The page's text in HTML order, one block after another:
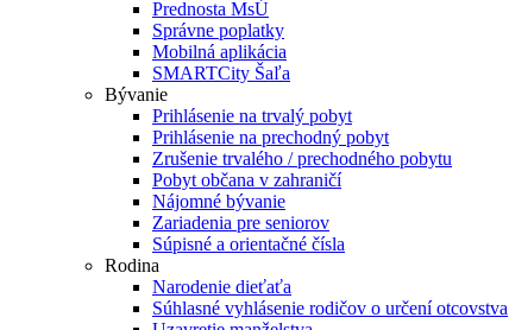
Prednosta MsÚ
Správne poplatky
Mobilná aplikácia
SMARTCity Šaľa
Bývanie
Prihlásenie na trvalý pobyt
Prihlásenie na prechodný pobyt
Zrušenie trvalého / prechodného pobytu
Pobyt občana v zahraničí
Nájomné bývanie
Zariadenia pre seniorov
Súpisné a orientačné čísla
Rodina
Narodenie dieťaťa
Súhlasné vyhlásenie rodičov o určení otcovstva